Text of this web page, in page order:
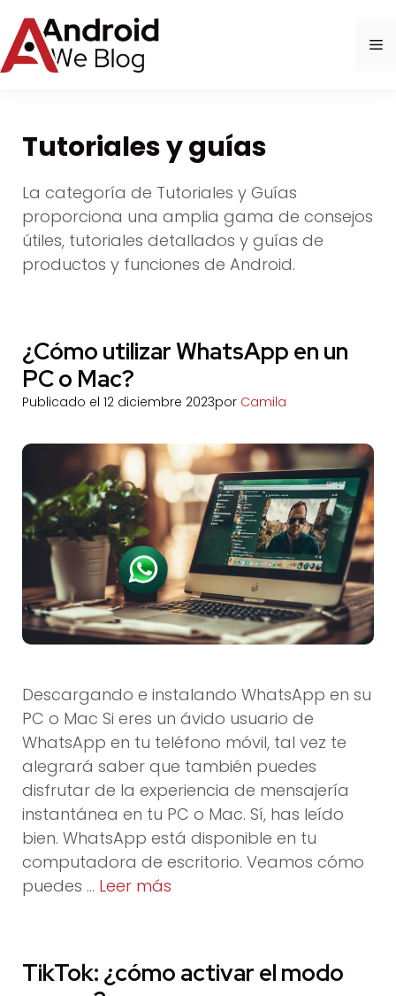
al
contenido
Tutoriales y guías
La categoría de Tutoriales y Guías
proporciona una amplia gama de consejos
útiles, tutoriales detallados y guías de
productos y funciones de Android.
¿Cómo utilizar WhatsApp en un
PC o Mac?
Publicado el 12 diciembre 2023por Camila
Descargando e instalando WhatsApp en su
PC o Mac Si eres un ávido usuario de
WhatsApp en tu teléfono móvil, tal vez te
alegrará saber que también puedes
disfrutar de la experiencia de mensajería
instantánea en tu PC o Mac. Sí, has leído
bien. WhatsApp está disponible en tu
computadora de escritorio. Veamos cómo
puedes … Leer más
TikTok: ¿cómo activar el modo